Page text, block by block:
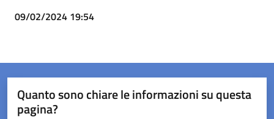
09/02/2024 19:54
Quanto sono chiare le informazioni su questa
pagina?